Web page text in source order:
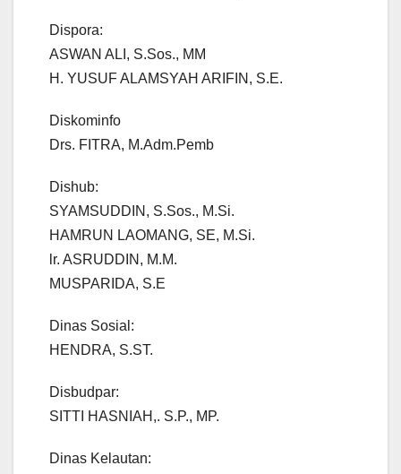
Dispora:
ASWAN ALI, S.Sos., MM
H. YUSUF ALAMSYAH ARIFIN, S.E.
Diskominfo
Drs. FITRA, M.Adm.Pemb
Dishub:
SYAMSUDDIN, S.Sos., M.Si.
HAMRUN LAOMANG, SE, M.Si.
lr. ASRUDDIN, M.M.
MUSPARIDA, S.E
Dinas Sosial:
HENDRA, S.ST.
Disbudpar:
SITTI HASNIAH,. S.P., MP.
Dinas Kelautan: